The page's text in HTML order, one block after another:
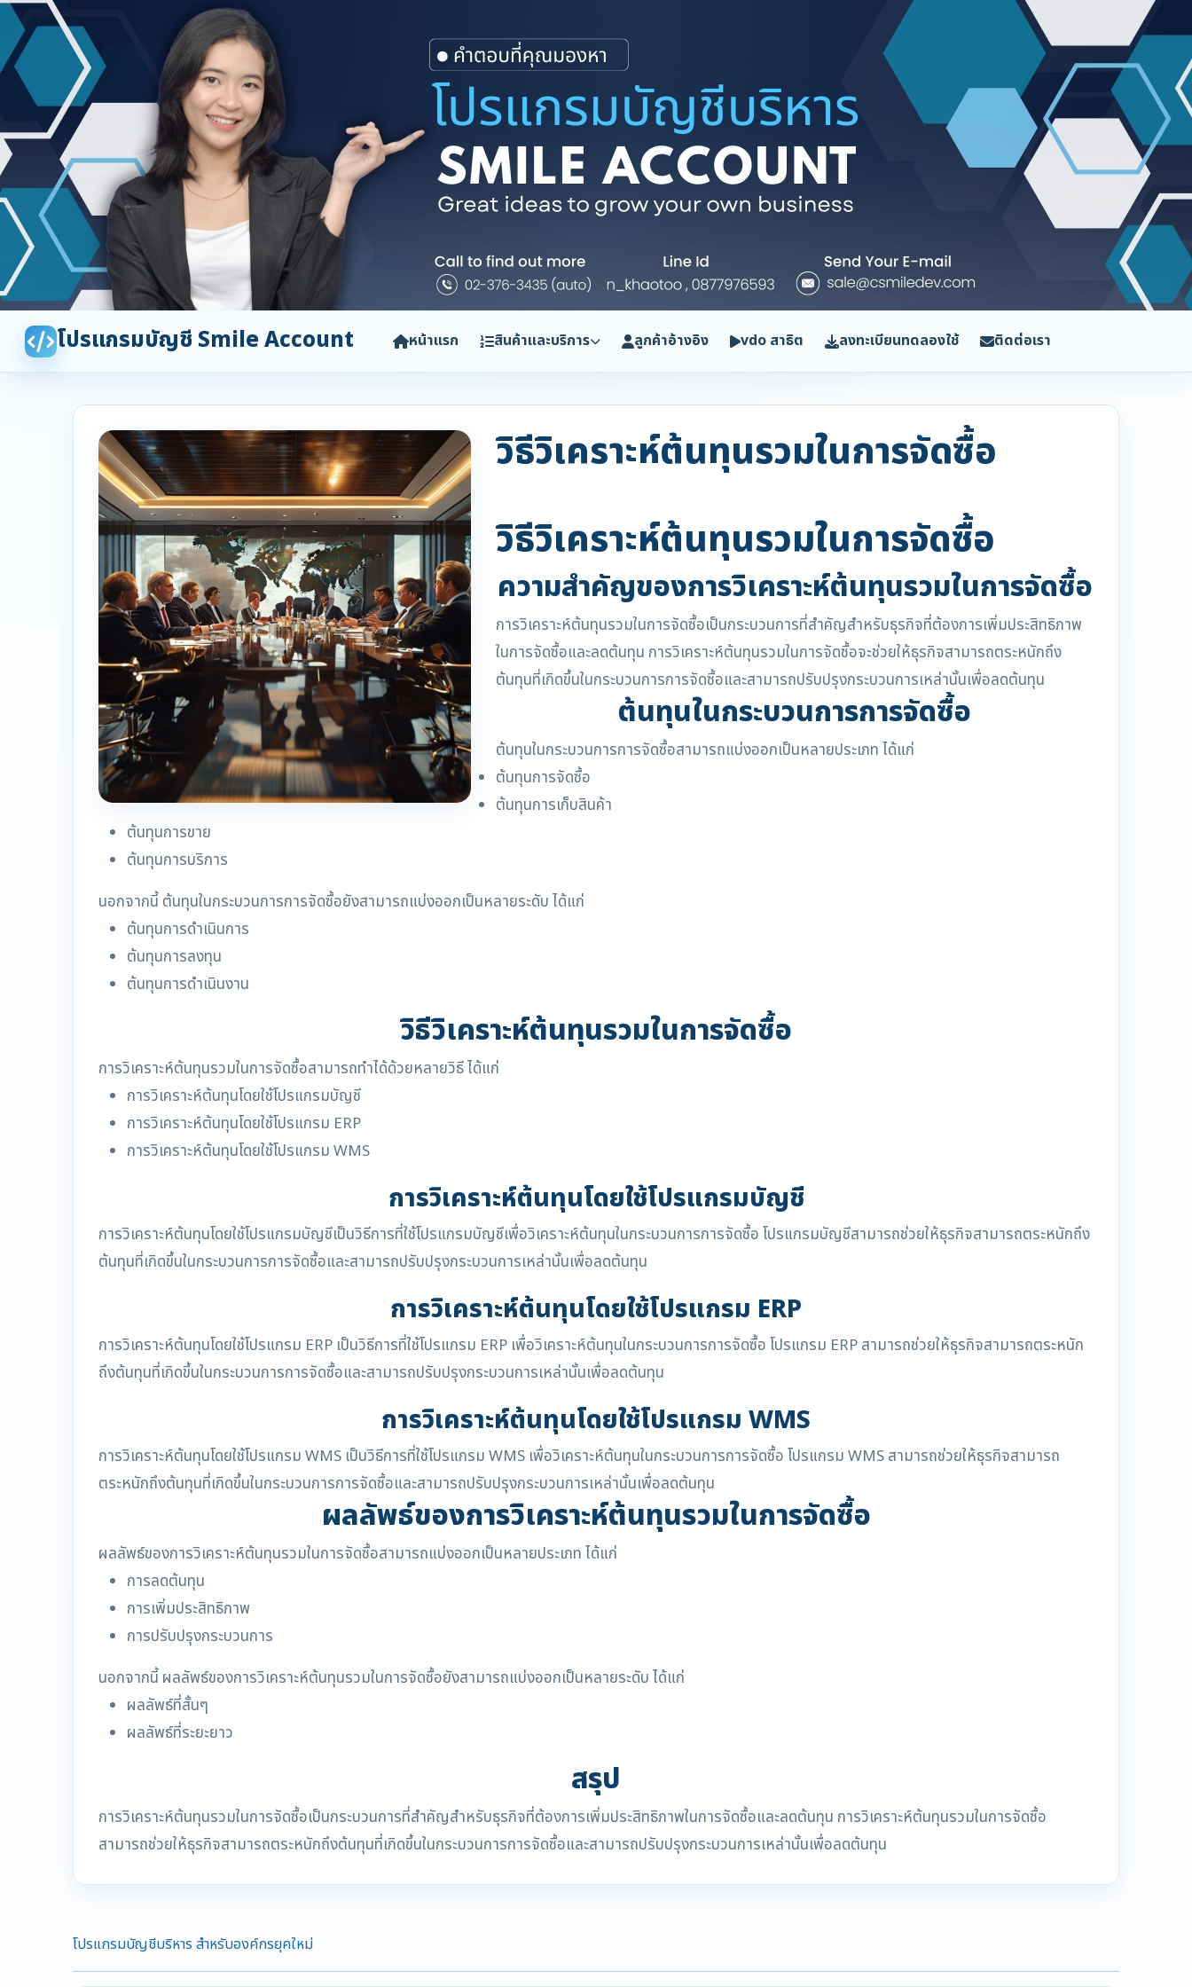
โปรแกรมบัญชี Smile Account หน้าแรก สินค้าและบริการ ลูกค้าอ้างอิง vdo สาธิต ลงทะเบียนทดลองใช้ ติดต่อเรา
วิธีวิเคราะห์ต้นทุนรวมในการจัดซื้อ
วิธีวิเคราะห์ต้นทุนรวมในการจัดซื้อ
ความสำคัญของการวิเคราะห์ต้นทุนรวมในการจัดซื้อ
การวิเคราะห์ต้นทุนรวมในการจัดซื้อเป็นกระบวนการที่สำคัญสำหรับธุรกิจที่ต้องการเพิ่มประสิทธิภาพ
ในการจัดซื้อและลดต้นทุน การวิเคราะห์ต้นทุนรวมในการจัดซื้อจะช่วยให้ธุรกิจสามารถตระหนักถึง
ต้นทุนที่เกิดขึ้นในกระบวนการการจัดซื้อและสามารถปรับปรุงกระบวนการเหล่านั้นเพื่อลดต้นทุน
ต้นทุนในกระบวนการการจัดซื้อ
ต้นทุนในกระบวนการการจัดซื้อสามารถแบ่งออกเป็นหลายประเภท ได้แก่
ต้นทุนการจัดซื้อ
ต้นทุนการเก็บสินค้า
ต้นทุนการขาย
ต้นทุนการบริการ
นอกจากนี้ ต้นทุนในกระบวนการการจัดซื้อยังสามารถแบ่งออกเป็นหลายระดับ ได้แก่
ต้นทุนการดำเนินการ
ต้นทุนการลงทุน
ต้นทุนการดำเนินงาน
วิธีวิเคราะห์ต้นทุนรวมในการจัดซื้อ
การวิเคราะห์ต้นทุนรวมในการจัดซื้อสามารถทำได้ด้วยหลายวิธี ได้แก่
การวิเคราะห์ต้นทุนโดยใช้โปรแกรมบัญชี
การวิเคราะห์ต้นทุนโดยใช้โปรแกรม ERP
การวิเคราะห์ต้นทุนโดยใช้โปรแกรม WMS
การวิเคราะห์ต้นทุนโดยใช้โปรแกรมบัญชี
การวิเคราะห์ต้นทุนโดยใช้โปรแกรมบัญชีเป็นวิธีการที่ใช้โปรแกรมบัญชีเพื่อวิเคราะห์ต้นทุนในกระบวนการการจัดซื้อ โปรแกรมบัญชีสามารถช่วยให้ธุรกิจสามารถตระหนักถึง
ต้นทุนที่เกิดขึ้นในกระบวนการการจัดซื้อและสามารถปรับปรุงกระบวนการเหล่านั้นเพื่อลดต้นทุน
การวิเคราะห์ต้นทุนโดยใช้โปรแกรม ERP
การวิเคราะห์ต้นทุนโดยใช้โปรแกรม ERP เป็นวิธีการที่ใช้โปรแกรม ERP เพื่อวิเคราะห์ต้นทุนในกระบวนการการจัดซื้อ โปรแกรม ERP สามารถช่วยให้ธุรกิจสามารถตระหนัก
ถึงต้นทุนที่เกิดขึ้นในกระบวนการการจัดซื้อและสามารถปรับปรุงกระบวนการเหล่านั้นเพื่อลดต้นทุน
การวิเคราะห์ต้นทุนโดยใช้โปรแกรม WMS
การวิเคราะห์ต้นทุนโดยใช้โปรแกรม WMS เป็นวิธีการที่ใช้โปรแกรม WMS เพื่อวิเคราะห์ต้นทุนในกระบวนการการจัดซื้อ โปรแกรม WMS สามารถช่วยให้ธุรกิจสามารถ
ตระหนักถึงต้นทุนที่เกิดขึ้นในกระบวนการการจัดซื้อและสามารถปรับปรุงกระบวนการเหล่านั้นเพื่อลดต้นทุน
ผลลัพธ์ของการวิเคราะห์ต้นทุนรวมในการจัดซื้อ
ผลลัพธ์ของการวิเคราะห์ต้นทุนรวมในการจัดซื้อสามารถแบ่งออกเป็นหลายประเภท ได้แก่
การลดต้นทุน
การเพิ่มประสิทธิภาพ
การปรับปรุงกระบวนการ
นอกจากนี้ ผลลัพธ์ของการวิเคราะห์ต้นทุนรวมในการจัดซื้อยังสามารถแบ่งออกเป็นหลายระดับ ได้แก่
ผลลัพธ์ที่สั้นๆ
ผลลัพธ์ที่ระยะยาว
สรุป
การวิเคราะห์ต้นทุนรวมในการจัดซื้อเป็นกระบวนการที่สำคัญสำหรับธุรกิจที่ต้องการเพิ่มประสิทธิภาพในการจัดซื้อและลดต้นทุน การวิเคราะห์ต้นทุนรวมในการจัดซื้อ
สามารถช่วยให้ธุรกิจสามารถตระหนักถึงต้นทุนที่เกิดขึ้นในกระบวนการการจัดซื้อและสามารถปรับปรุงกระบวนการเหล่านั้นเพื่อลดต้นทุน
โปรแกรมบัญชีบริหาร สำหรับองค์กรยุคใหม่